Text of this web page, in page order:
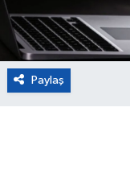
Paylaş
Sivil Toplum
Tarım